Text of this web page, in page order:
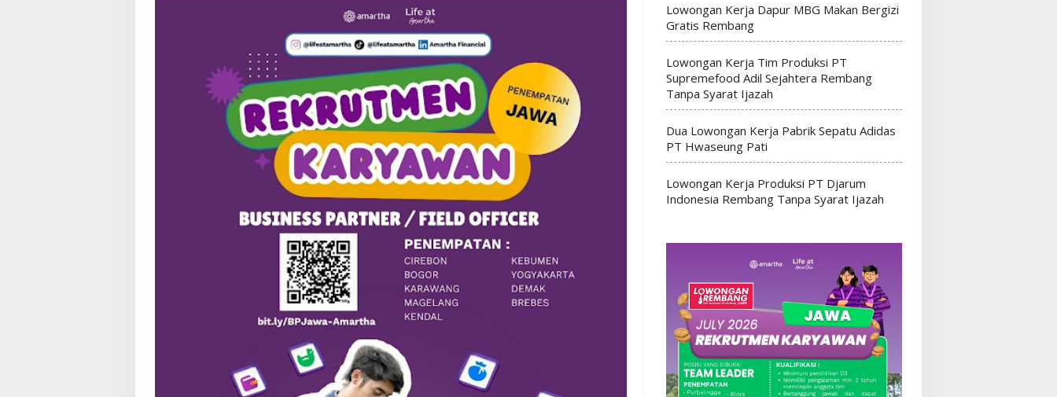
Lowongan Kerja Dapur MBG Makan Bergizi
Gratis Rembang
Lowongan Kerja Tim Produksi PT
Supremefood Adil Sejahtera Rembang
Tanpa Syarat Ijazah
Dua Lowongan Kerja Pabrik Sepatu Adidas
PT Hwaseung Pati
Lowongan Kerja Produksi PT Djarum
Indonesia Rembang Tanpa Syarat Ijazah